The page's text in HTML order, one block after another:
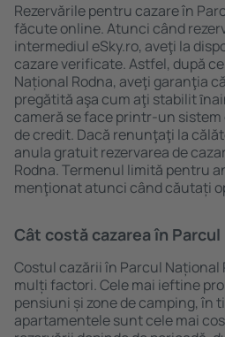
Rezervările pentru cazare în
făcute online. Atunci când
intermediul eSky.ro, aveţi la
cazare verificate. Astfel, după
Național Rodna, aveţi garanţia
pregătită aşa cum aţi stabilit
cameră se face printr-un
de credit. Dacă renunţaţi la
anula gratuit rezervarea de
Rodna. Termenul limită pentru
menţionat atunci când căutați
Cât costă cazarea în
Costul cazării în Parcul Național
mulți factori. Cele mai ieftine
pensiuni și zone de camping, în
apartamentele sunt cele mai